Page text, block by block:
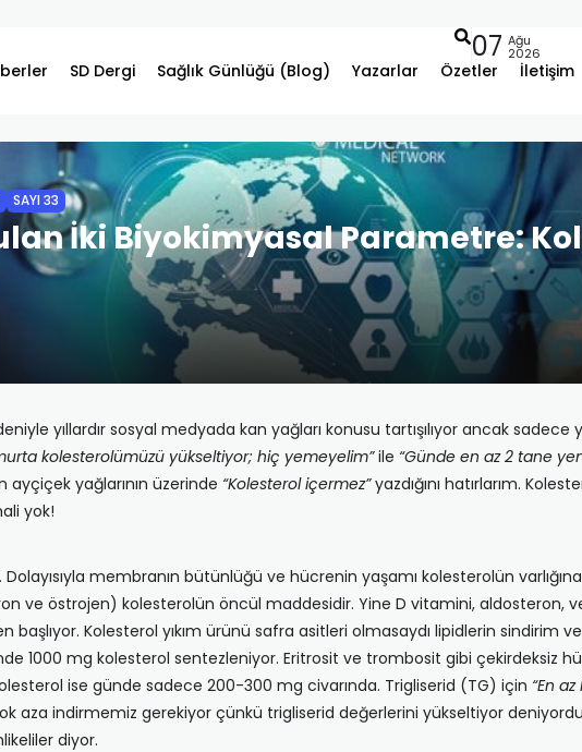
SD Dergi Sağlık Günlüğü (Blog) Yazarlar Özetler İletişim
07 Ağu
2026
SAYI 33
İki Biyokimyasal Parametre:
yıllardır sosyal medyada kan yağları konusu tartışılıyor ancak
kolesterolümüzü yükseltiyor; hiç yemeyelim”ile “Günde en az 2 tane
yağlarının üzerinde “Kolesterol içermez”yazdığını hatırlarım.
yok!
membranın bütünlüğü ve hücrenin yaşamı kolesterolün varlığına
ve östrojen) kolesterolün öncül maddesidir. Yine D vitamini, aldosteron,
Kolesterol yıkım ürünü safra asitleri olmasaydı lipidlerin sindirim
1000 mg kolesterol sentezleniyor. Eritrosit ve trombosit gibi çekirdeksiz
ise günde sadece 200-300 mg civarında. Trigliserid (TG) için “En
aza indirmemiz gerekiyor çünkü trigliserid değerlerini yükseltiyor
diyor.